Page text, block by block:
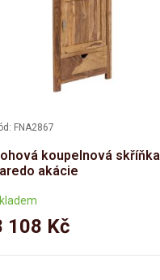
FNA2867
koupelnová skříňka
akácie
108 Kč